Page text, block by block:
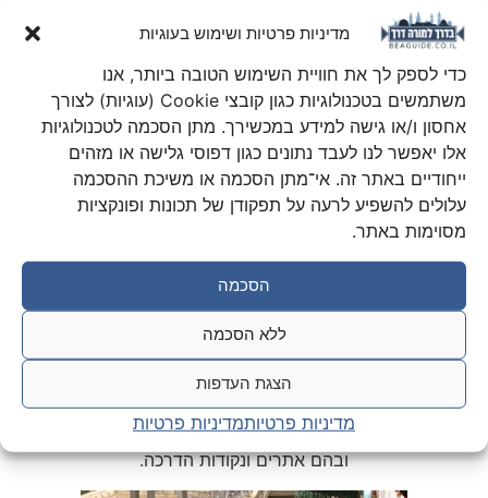
מדיניות פרטיות ושימוש בעוגיות
כדי לספק לך את חוויית השימוש הטובה ביותר, אנו
משתמשים בטכנולוגיות כגון קובצי Cookie (עוגיות) לצורך
אחסון ו/או גישה למידע במכשירך. מתן הסכמה לטכנולוגיות
אלו יאפשר לנו לעבד נתונים כגון דפוסי גלישה או מזהים
ייחודיים באתר זה. אי־מתן הסכמה או משיכת ההסכמה
עלולים להשפיע לרעה על תפקודן של תכונות ופונקציות
מסוימות באתר.
הסכמה
ללא הסכמה
הצגת העדפות
מדיניות פרטיותמדיניות פרטיות
קבוצות סיור (חלק ב')
הצעות למסלולי סיור
ובהם אתרים ונקודות הדרכה.